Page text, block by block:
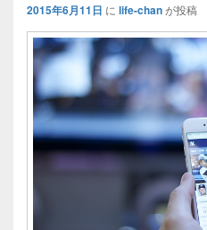
2015年6月11日 に life-chanが投稿